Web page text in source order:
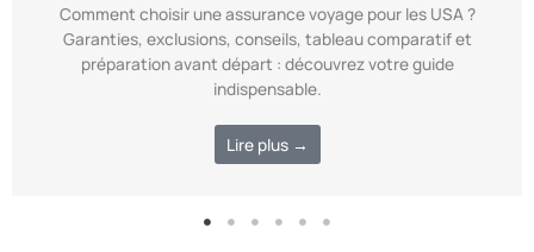
Comment choisir une assurance voyage pour les USA ?
Garanties, exclusions, conseils, tableau comparatif et
préparation avant départ : découvrez votre guide
indispensable.
Lire plus →